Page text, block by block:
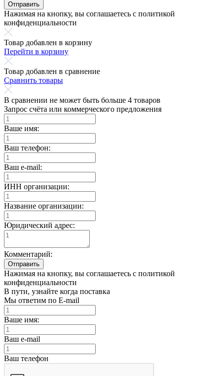
Отправить
Нажимая на кнопку, вы соглашаетесь с политикой
конфиденциальности
Товар добавлен в корзину
Перейти в корзину
Товар добавлен в сравнение
Сравнить товары
В сравнении не может быть больше 4 товаров
Запрос счёта или коммерческого предложения
Ваше имя:
Ваш телефон:
Ваш e-mail:
ИНН организации:
Название организации:
Юридический адрес:
Комментарий:
Отправить
Нажимая на кнопку, вы соглашаетесь с политикой
конфиденциальности
В пути, узнайте когда поставка
Мы ответим по E-mail
Ваше имя:
Ваш e-mail
Ваш телефон